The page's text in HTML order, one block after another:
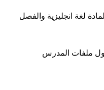
لغة انجليزية والفصل
ملفات المدرس